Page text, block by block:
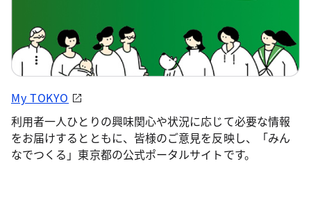
My TOKYO
利用者一人ひとりの興味関心や状況に応じて必要な情報
をお届けするとともに、皆様のご意見を反映し、「みん
なでつくる」東京都の公式ポータルサイトです。